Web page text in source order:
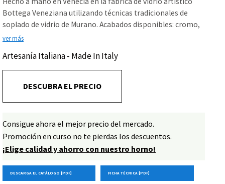
Bottega Veneziana utilizando técnicas tradicionales de
soplado de vidrio de Murano. Acabados disponibles: cromo,
oro, pan de plata, pan de oro, níquel negro. Coordenadas:
ver más
Artesanía Italiana - Made In Italy
DESCUBRA EL PRECIO
Consigue ahora el mejor precio del mercado.
Promoción en curso no te pierdas los descuentos.
¡Elige calidad y ahorro con nuestro horno!
DESCARGA EL CATÁLOGO [PDF] FICHA TÉCNICA [PDF]